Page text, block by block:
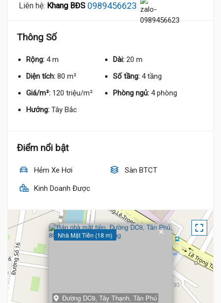
Liên hệ: Khang BĐS 0989456623
Thông Số
Rộng: 4 m Dài: 20 m
Diện tích: 80 m² Số tầng: 4 tầng
Giá/m²: 120 triệu/m² Phòng ngủ: 4 phòng
Hướng: Tây Bắc
Điểm nổi bật
Hẻm Xe Hơi Sàn BTCT
Kinh Doanh Được
Nhà Mặt Tiền (18 m)
Đường DC9, Tây Thạnh, Tân Phú
×